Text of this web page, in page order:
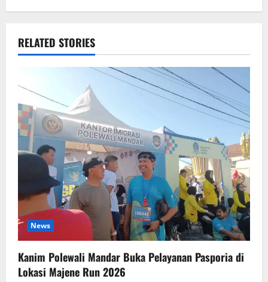
RELATED STORIES
News
Kanim Polewali Mandar Buka Pelayanan Pasporia di
Lokasi Majene Run 2026